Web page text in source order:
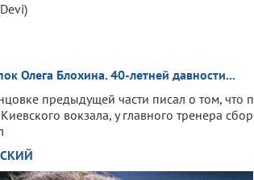
Олега Блохина. 40-летней давности...
предыдущей части писал о том, что
вокзала, у главного тренера